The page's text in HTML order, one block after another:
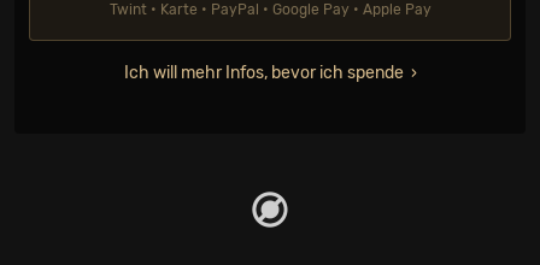
Twint • Karte • PayPal • Google Pay • Apple Pay
Ich will mehr Infos, bevor ich spende